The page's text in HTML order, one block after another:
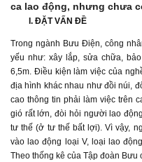
ca lao động, nhưng chưa
I. ĐẶT VẤN ĐỀ
Trong ngành Bưu Điện, công
yếu như: xây lắp, sửa chữa,
6,5m. Điều kiện làm việc của
địa hình khác nhau như đồi núi,
cao thông tin phải làm việc trên
gió rất lớn, đòi hỏi người lao
tư thế (ở tư thế bất lợi). Vì vậy,
vào lao động loại V, loại lao
Theo thống kê của Tập đoàn Bưu